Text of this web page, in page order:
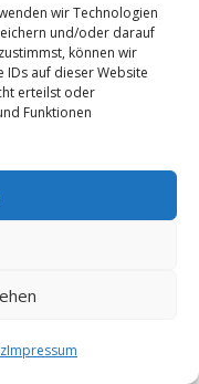
wir Technologien
und/oder darauf
können wir
IDs auf dieser Website
erteilst oder
Funktionen
Impressum
(4.84 km)
(4.84 km)
(5.05 km)
(5.61 km)